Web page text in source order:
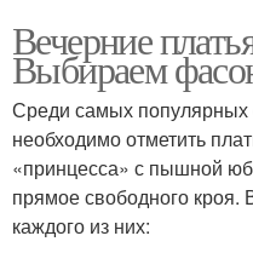
Вечерние
Выбираем
Среди самых
необходимо отметить
«принцесса» с пышной
прямое свободного кроя.
каждого из них: